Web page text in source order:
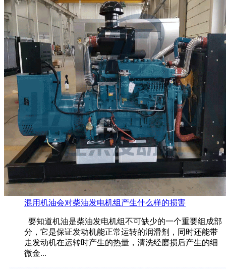
混用机油会对柴油发电机组产生什么样的损害
要知道机油是柴油发电机组不可缺少的一个重要组成部
分，它是保证发动机能正常运转的润滑剂，同时还能带
走发动机在运转时产生的热量，清洗经磨损后产生的细
微金...